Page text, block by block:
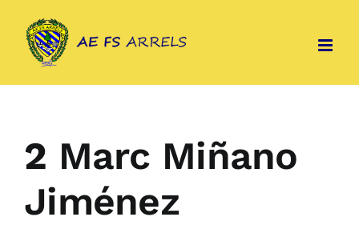
content
2 Marc Miñano
Jiménez